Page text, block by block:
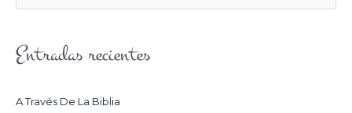
U
C
Entradas recientes
A Través De La Biblia